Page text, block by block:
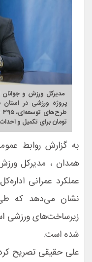
پروژه ورزشی در استان
تومان برای تکمیل و
به گزارش روابط
همدان ، مدیرکل
عملکرد عمرانی
نشان می‌دهد که طی
زیرساخت‌های ورزشی
شده است.